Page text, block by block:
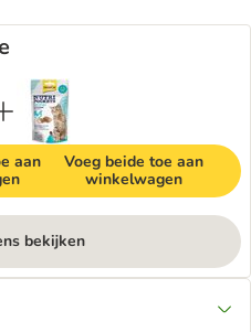
aan
Voeg beide toe aan
winkelwagen
bekijken